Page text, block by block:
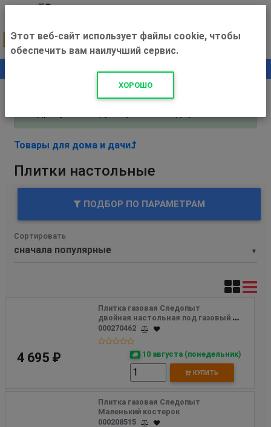
+500 ₽
Внимание! С 3 августа магазин работает по
Товары для дома и дачи
Плитки настольные
ПОДБОР ПО ПАРАМЕТРАМ
▼
Сортировать
Плитка газовая Следопыт
двойная настольная под газовый баллон 0,22л Maximum белая
000270462
4 695 ₽ 10 августа (понедельник)
КУПИТЬ
Плитка газовая Следопыт
Маленький костерок
000208515
Этот веб-сайт использует файлы cookie, чтобы
обеспечить вам наилучший сервис.
ХОРОШО